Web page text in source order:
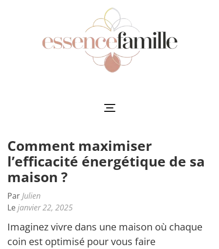
Comment maximiser
l’efficacité énergétique de sa
maison ?
ParJulien
Lejanvier 22, 2025
Imaginez vivre dans une maison où chaque
coin est optimisé pour vous faire